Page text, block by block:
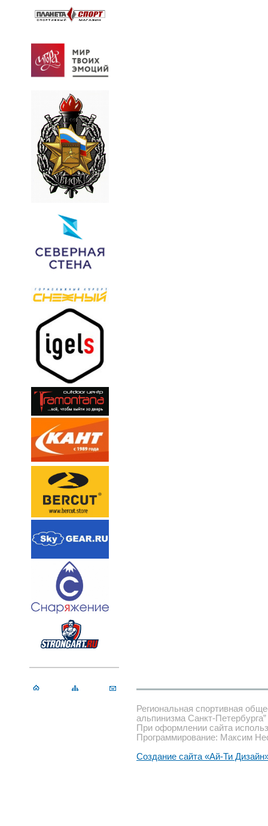
Региональная спортивная
альпинизма Санкт-Петербурга”
При оформлении сайта
Программирование: Максим
Создание сайта «Ай-Ти